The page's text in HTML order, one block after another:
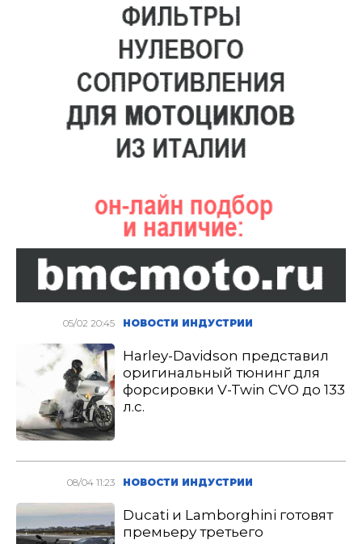
05/02 20:45 НОВОСТИ ИНДУСТРИИ
Harley-Davidson представил
оригинальный тюнинг для
форсировки V-Twin CVO до 133
л.с.
08/04 11:23 НОВОСТИ ИНДУСТРИИ
Ducati и Lamborghini готовят
премьеру третьего